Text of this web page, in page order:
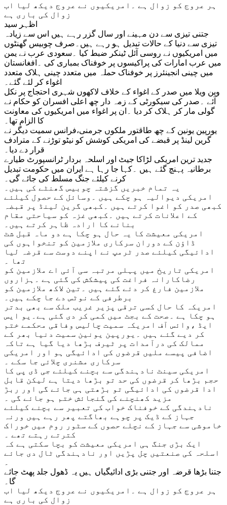
ہر عروج کو زوال ہے ۔امریکیوں نے عروج دیکھ لیا اب
زوال کی باری ہے
اظہر سید
جتنی تیزی سے دن مہینے اور سال گزر رہے ہیں اس سے زیادہ
تیزی سے دنیا کے حالات تبدیل ہو رہے ہیں۔صرف چوبیس گھنٹوں
میں امریکیوں نے روسی آئل ٹینکر ضبط کیا ۔سعودی عرب نے یمن
میں عرب امارات کی پراکیسوں پر خوفناک بمباری کی ۔افغانستان
میں چینی انجینئرز پر خوفناک حملہ میں متعدد چینی ہلاک متعدد
اغواء کر لئے گئے۔
وین ویلا میں صدر کے اغواء کے خلاف لاکھوں شہری احتجاج پر نکل
آئے ۔صدر کی سیکورٹی کے زمہ دار چھ اعلی افسران کو حکام نے
گولی مار کر ہلاک کر دیا ۔ان پر اغواء میں امریکیوں کی معاونت
کا الزام تھا۔
یورپین یونین کے چھ طاقتور ملکوں جرمنی،فرانس سمیت دیگر نے
گرین لینڈ پر قبضے کی امریکی کوشش کو نیٹو توڑنے کے مترادف
قرار دے دیا۔
جدید ترین امریکی لڑاکا جیٹ اور اسلحہ بردار ٹرانسپورٹ طیارے
برطانیہ پہنچ گئے ہیں ۔کہا جا رہا ہے ایران میں حکومت تبدیل
کرنے کیلئے جنگ مسلط کی جائے گی۔
یہ تمام خبریں گزشتہ چوبیس گھنٹے کی ہیں۔
امریکی دیوالیہ ہو چکے ہیں ۔وسائل کے حصول کیلئے
کبھی صدر کو اغوا کرتے ہیں ۔کبھی گرین لینڈ پر قبضہ
کے اعلانات کرتے ہیں ۔کبھی غزہ کو سیاحتی مقام
بنانے کا ارادہ ظاہر کرتے ہیں۔
امریکی معیشت کا یہ حال ہو چکا ہے دو ماہ قبل شٹ
ڈاؤن کے دوران سرکاری ملازمین کو تنخواہوں کی
ادائیگی کیلئے صدر ٹرمپ نے اپنے دوست سے قرضہ لیا
تھا ۔
امریکی تاریخ میں پہلی مرتبہ سی آئی اے ملازمین کو
رضاکارانہ فراغت کی پیشکش کی گئی ہے ۔ہزاروں
ملازمین فارغ کر دئے گئے ہیں ۔تین لاکھ ملازمین کو
برطرفی کے نوٹس دے جا چکے ہیں۔
امریکہ کا حال کسی ترقی پزیر غریب ملک سے بھی بدتر
ہو چکا ہے ۔صحت کے بجٹ میں کمی کر دی گئی ہے۔یو ایس
ایڈ ،وائس آف امریکہ سمیت چالیس وفاقی محکمے ختم
کر دیے گئے ہیں ۔یورپین یونین سمیت دنیا بھر کے
ممالک کی درآمدات پر ٹیرف بڑھا دیا گیا ہے تاکہ
اضافی پیسے ملیں قرضوں کی ادائیگی ہو اور امریکی
سرکاری مشنری چلائی جا سکے ۔
امریکی سینٹ نادہندگی سے بچنے کیلئے جی ڈی پی کا
حجم بڑھا کر قرضوں کی حد تو بڑھا دیتا ہے لیکن قابل
ادا قرضوں کی ادائیگی تو بڑھتی ہی جائے گی اور ربڑ
مزید کھنچنے کی گنجائش ختم ہو جائے گی ۔
نادہندگی کے خوفناک خواب کی تعبیر سے بچنے کیلئے
جہاز کے ڈیک پر چوہے بھاگتے پھر رہے ہیں ورنہ
خاموشی سے جہاز کے نچلے حصوں کے سٹور روم میں خوراک
کترتے رہتے تھے ۔
ایک بڑی جنگ ہی امریکی معیشت کو بچا سکتی ہے کہ
اسلحہ کی صنعتیں چل پڑیں اور نادہندگی ٹال دی جائے
جتنا بڑھا قرضہ اور جتنی بڑی ادائیگیاں ہیں یہ ڈھول جلد پھٹ جائے
گا۔
ہر عروج کو زوال ہے ۔امریکیوں نے عروج دیکھ لیا اب
زوال کی باری ہے